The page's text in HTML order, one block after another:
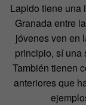
Lapido tiene una
Granada entre
jóvenes ven en
principio, sí una
También tienen
anteriores que